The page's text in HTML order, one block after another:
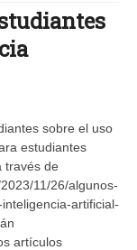
sobre el uso
estudiantes
de
11/26/algunos-
artificial-
artículos